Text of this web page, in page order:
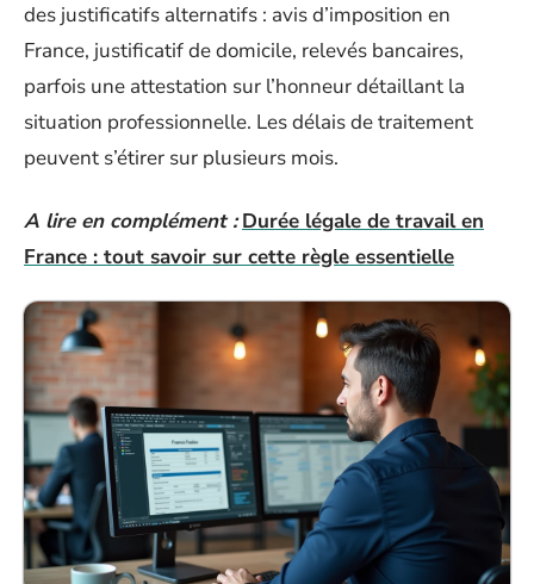
des justificatifs alternatifs : avis d’imposition en
France, justificatif de domicile, relevés bancaires,
parfois une attestation sur l’honneur détaillant la
situation professionnelle. Les délais de traitement
peuvent s’étirer sur plusieurs mois.
A lire en complément : Durée légale de travail en
France : tout savoir sur cette règle essentielle